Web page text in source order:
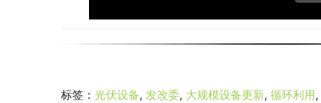
标签： 光伏设备, 发改委, 大规模设备更新, 循环利用,